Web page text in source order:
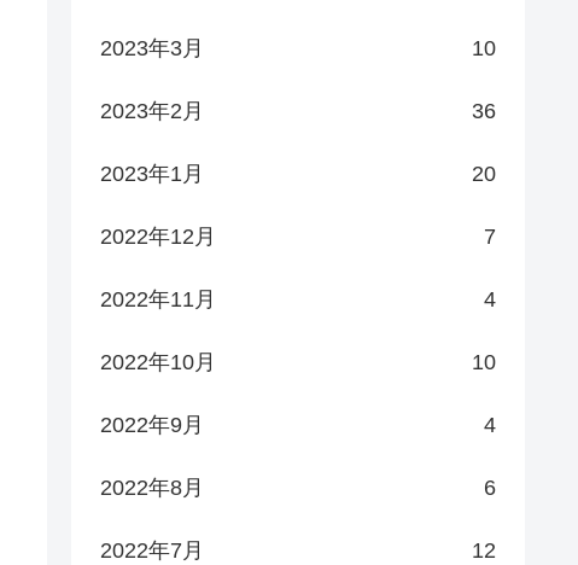
2023年3月 10
2023年2月 36
2023年1月 20
2022年12月 7
2022年11月 4
2022年10月 10
2022年9月 4
2022年8月 6
2022年7月 12